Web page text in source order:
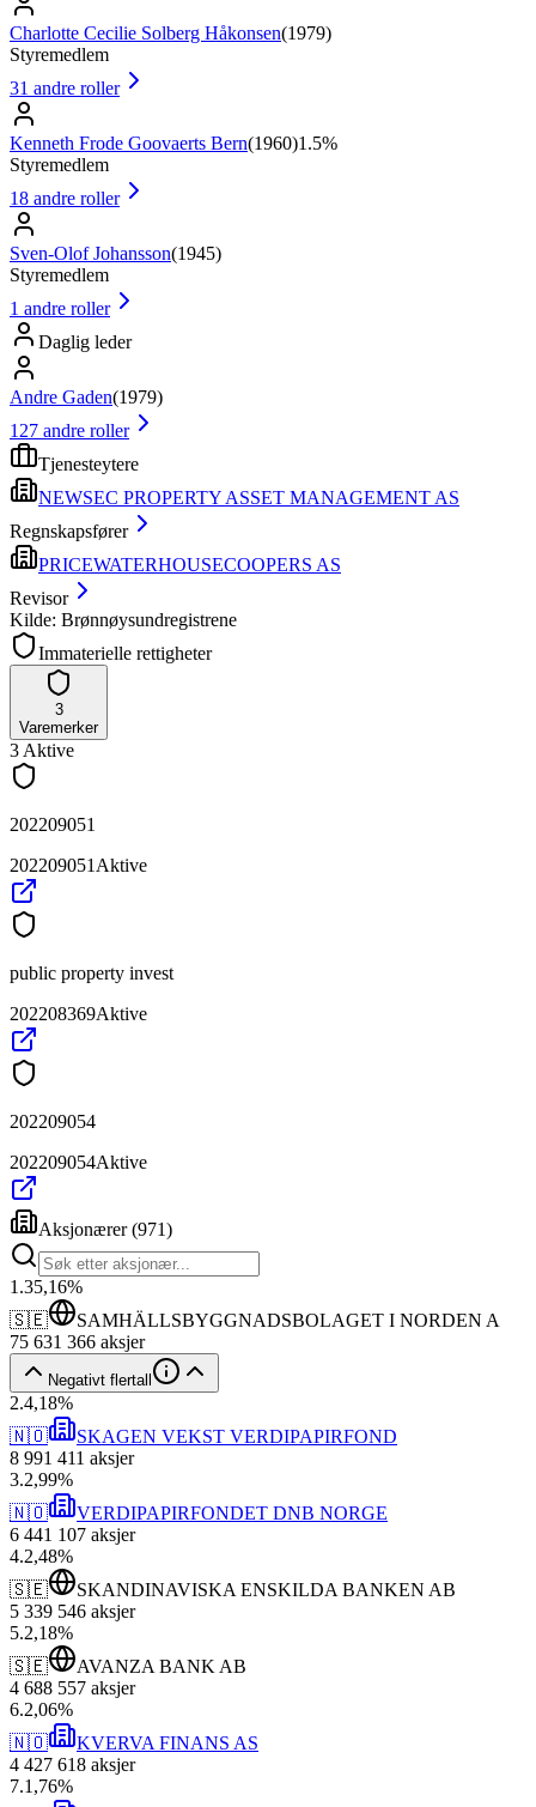
Charlotte Cecilie Solberg Håkonsen(1979)
Styremedlem
31 andre roller
Kenneth Frode Goovaerts Bern(1960)1.5%
Styremedlem
18 andre roller
Sven-Olof Johansson(1945)
Styremedlem
1 andre roller
Daglig leder
Andre Gaden(1979)
127 andre roller
Tjenesteytere
NEWSEC PROPERTY ASSET MANAGEMENT AS
Regnskapsfører
PRICEWATERHOUSECOOPERS AS
Revisor
Kilde: Brønnøysundregistrene
Immaterielle rettigheter
3
Varemerker
3 Aktive
202209051
202209051 Aktive
public property invest
202208369Aktive
202209054
202209054Aktive
Aksjonærer(971)
1 .35,16%
🇸🇪
SAMHÄLLSBYGGNADSBOLAGET I NORDEN A
75 631 366 aksjer
Negativt flertall
2.4,18%
🇳🇴
SKAGEN VEKST VERDIPAPIRFOND
8 991 411 aksjer
3.2,99%
🇳🇴
VERDIPAPIRFONDET DNB NORGE
6 441 107 aksjer
4.2,48%
🇸🇪
SKANDINAVISKA ENSKILDA BANKEN AB
5 339 546 aksjer
5.2,18%
🇸🇪
AVANZA BANK AB
4 688 557 aksjer
6.2,06%
🇳🇴
KVERVA FINANS AS
4 427 618 aksjer
7.1,76%